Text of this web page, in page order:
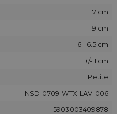
dans un sac de 7 x
:
tolérance de ±1 cm),
(seulement des
et à quel point vous
7 cm
9 cm
6 - 6.5 cm
+/- 1 cm
Petite
NSD-0709-WTX-LAV-006
5903003409878